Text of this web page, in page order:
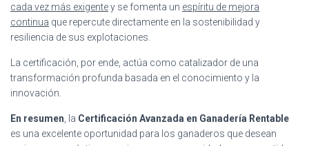
cada vez más exigentey se fomenta un espíritu de mejora
continua que repercute directamente en la sostenibilidad y
resiliencia de sus explotaciones.
La certificación, por ende, actúa como catalizador de una
transformación profunda basada en el conocimiento y la
innovación.
En resumen , la Certificación Avanzada en Ganadería Rentable
es una excelente oportunidad para los ganaderos que desean